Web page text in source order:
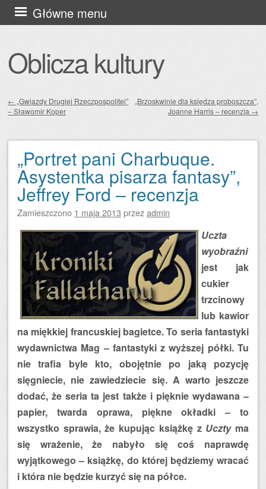
Oblicza kultury
Główne menu
Przejdź
do
Zobacz wpisy
← „Gwiazdy Drugiej Rzeczpospolitej”
– Sławomir Koper
„Brzoskwinie dla księdza proboszcza”,
Joanne Harris – recenzja →
„Portret pani Charbuque.
Asystentka pisarza fantasy”,
Jeffrey Ford – recenzja
Zamieszczono 1 maja 2013 przezadmin
Uczta
wyobraźni
jest jak
cukier
trzcinowy
lub kawior
na miękkiej francuskiej bagietce. To seria fantastyki
wydawnictwa Mag – fantastyki z wyższej półki. Tu
nie trafia byle kto, obojętnie po jaką pozycję
sięgniecie, nie zawiedziecie się. A warto jeszcze
dodać, że seria ta jest także i pięknie wydawana –
papier, twarda oprawa, piękne okładki – to
wszystko sprawia, że kupując książkę z Ucztyma
się wrażenie, że nabyło się coś naprawdę
wyjątkowego – książkę, do której będziemy wracać
i która nie będzie kurzyć się na półce.